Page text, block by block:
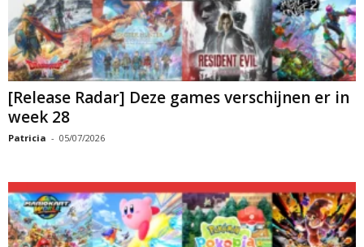
[Release Radar] Deze games verschijnen er in
week 28
Patricia - 05/07/2026